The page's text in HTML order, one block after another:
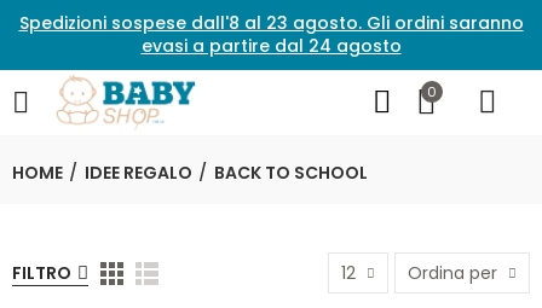
Spedizioni sospese dall'8 al 23 agosto. Gli ordini saranno
evasi a partire dal 24 agosto
0
HOME IDEE REGALO BACK TO SCHOOL
FILTRO 12 Ordina per